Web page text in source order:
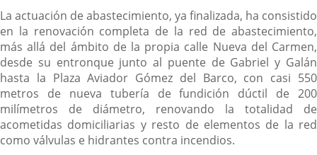
La actuación de abastecimiento, ya finalizada, ha consistido
en la renovación completa de la red de abastecimiento,
más allá del ámbito de la propia calle Nueva del Carmen,
desde su entronque junto al puente de Gabriel y Galán
hasta la Plaza Aviador Gómez del Barco, con casi 550
metros de nueva tubería de fundición dúctil de 200
milímetros de diámetro, renovando la totalidad de
acometidas domiciliarias y resto de elementos de la red
como válvulas e hidrantes contra incendios.